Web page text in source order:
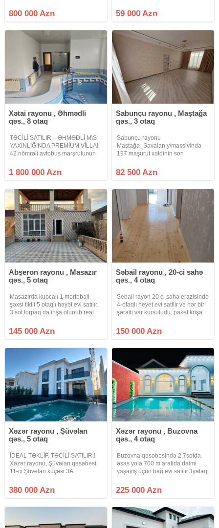
mətbəxi var Çıxarış QIYMET
800000
800 000 Azn
var maraqlanan yazsın, 2nomre
qeyd etmişəm zəng vursun
müraciət edə
59 000 Azn
Xətai rayonu , Əhmədli
qəs., 8 otaq
TƏCİLİ SATILIR – ƏHMƏDLİ M\S
YAXINLIĞINDA PREMİUM VİLLA!
42 nömrəli avtobus marşrutunun
sahəsində inşa olunmuş 3
mərtəbəli möhtəşəm villa
Sənəd: Kupça
1 800 000 Azn
Sabunçu rayonu , Maştağa
qəs., 3 otaq
Sabunçu rayonu
Maştağa_Savalan y/massivində
197 maşurut xətdinin son
sahəsi üzrərində ümümi tikili
sahəsi 80 kv/m olan 3 otaq,
həyət evi satılır. Evin istilik
82 500 Azn
Abşeron rayonu , Masazır
qəs., 5 otaq
Masazırda kupcalı 1 mərtəbəli
şəxsi tikili 5 otaqlı həyət evi satılır.
3 sot torpaq da inşa olunub real
145 000 Azn
Səbail rayonu , 20-ci sahə
qəs., 4 otaq
Sebail rayon 20 ci sahə erazisinde
4-otaqlı heyet evi satilir və hər bir
şəraiti var kursuludu, paket krişa
sistemi, masin gire heyeti, hazir gir
yaşa evdir.
150 000 Azn
Xəzər rayonu , Şüvəlan
qəs., 5 otaq
İDEAL TƏKLİF. TƏCİLİ SATILIR.!
Xəzər rayonu, Şüvəlan qəsəbəsi,
11-ci Şüvəlan küçəsi 3A
satışa təqdim olunur. 3.3 sot
torpaq sahəsində yerləşən evin
380 000 Azn
Xəzər rayonu , Buzovna
qəs., 4 otaq
Buzovna qəsəbəsində 2.7sotda
əsas yola 700 m aralida daimi
yaşayış üçün bağ evi satılır.3yataq,
həyətində filtirli hovuz, açıq
besetka, manqal zona, parking
225 000 Azn